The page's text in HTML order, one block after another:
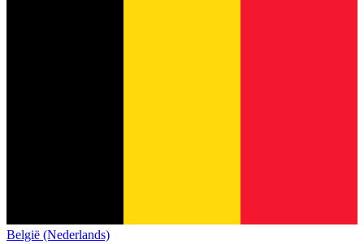
België (Nederlands)